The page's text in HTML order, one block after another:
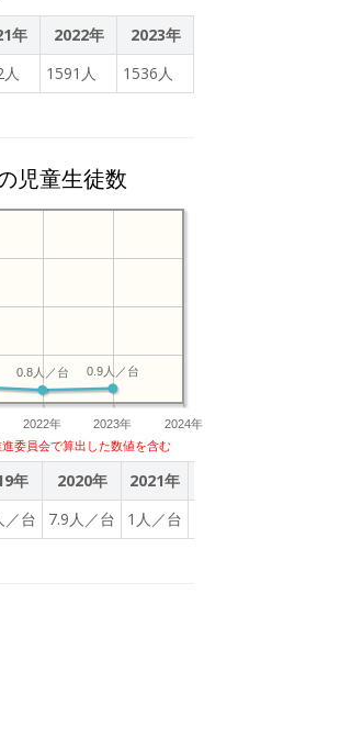
年 2022年
2023年
1591人 1536人
児童生徒数
2022年 2023年 2024年
0.9人／台
0.8人／台
委員会で算出した数値を含む
年 2020年 2021年
／台 7.9人／台 1人／台